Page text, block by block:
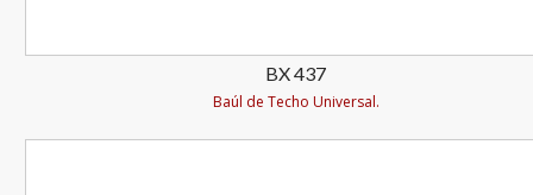
BX 437
Baúl de Techo Universal.